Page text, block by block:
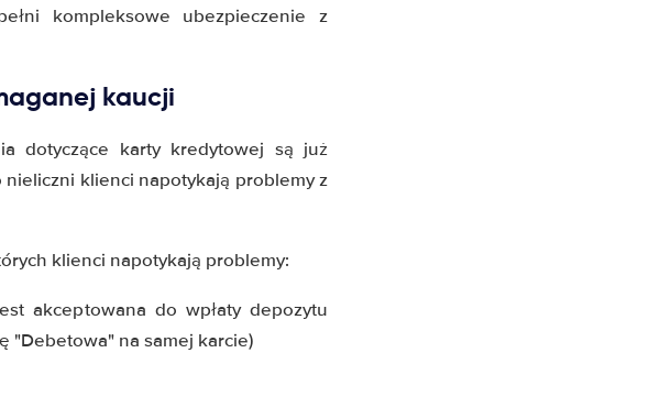
kompleksowe ubezpieczenie z
kaucji
dotyczące karty kredytowej są już
klienci napotykają problemy z
klienci napotykają problemy:
akceptowana do wpłaty depozytu
"Debetowa" na samej karcie)